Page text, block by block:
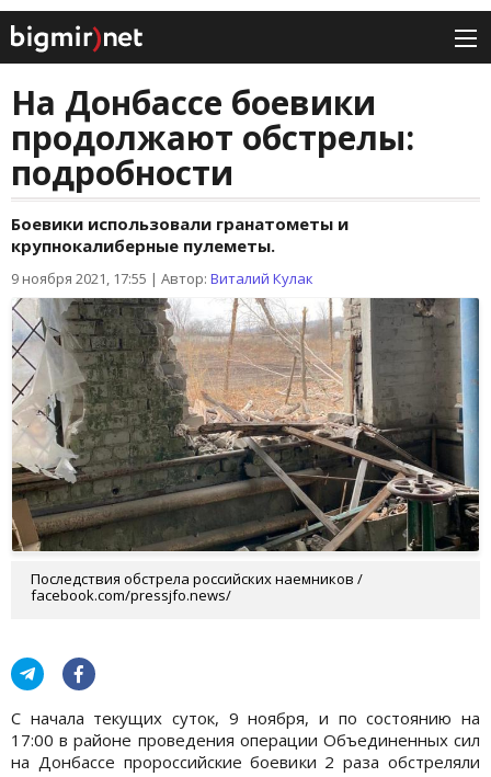
На Донбассе боевики
продолжают обстрелы:
подробности
Боевики использовали гранатометы и
крупнокалиберные пулеметы.
9 ноября 2021, 17:55 | Автор: Виталий Кулак
Последствия обстрела российских наемников /
facebook.com/pressjfo.news/
С начала текущих суток, 9 ноября, и по состоянию на
17:00 в районе проведения операции Объединенных сил
на Донбассе пророссийские боевики 2 раза обстреляли